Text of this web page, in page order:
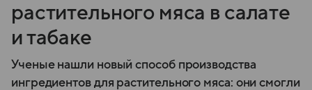
растительного мяса в салате
и табаке
Ученые нашли новый способ производства
ингредиентов для растительного мяса: они смогли